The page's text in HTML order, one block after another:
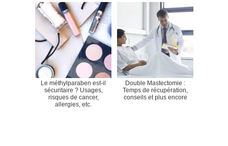
Le méthylparaben est-il
sécuritaire ? Usages,
risques de cancer,
allergies, etc.
Double Mastectomie :
Temps de récupération,
conseils et plus encore